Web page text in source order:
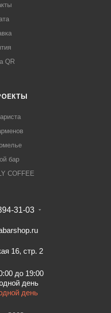
QR
бар
COFFEE
31-03
16, стр. 2
до 19:00
день
день